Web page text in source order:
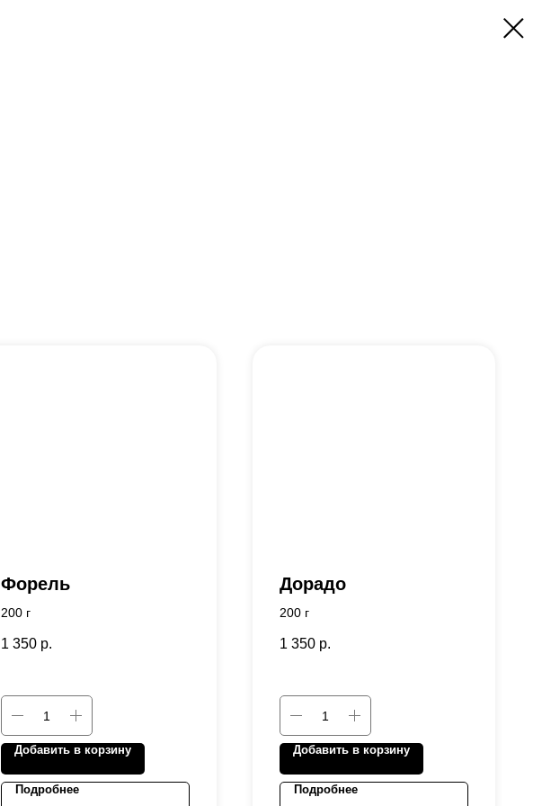
Форель
200 г
1 350 р.
Добавить в корзину
Подробнее
Дорадо
200 г
1 350 р.
Добавить в корзину
Подробнее